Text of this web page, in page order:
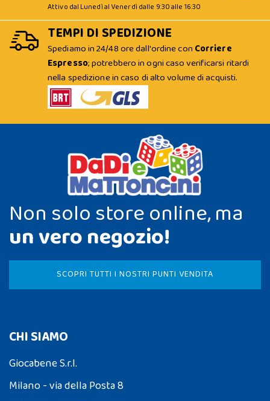
Attivo dal Lunedì al Venerdì dalle 9:30 alle 16:30
TEMPI DI SPEDIZIONE
Spediamo in 24/48 ore dall'ordine con Corriere
Espresso; potrebbero in ogni caso verificarsi ritardi
nella spedizione in caso di alto volume di acquisti.
Non solo store online, ma
un vero negozio!
SCOPRI TUTTI I NOSTRI PUNTI VENDITA
CHI SIAMO
Giocabene S.r.l.
Milano - via della Posta 8